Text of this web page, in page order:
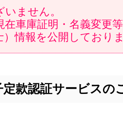
ません。
在車庫証明・名義変更
）情報を公開しており
定款認証サービスの